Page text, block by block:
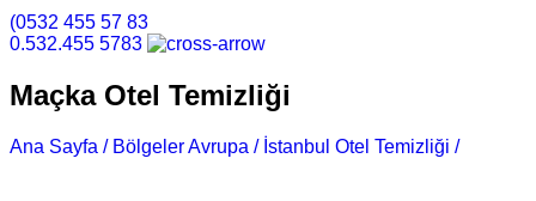
(0532 455 57 83
0.532.455 5783
Maçka Otel Temizliği
Ana Sayfa / Bölgeler Avrupa / İstanbul Otel Temizliği /